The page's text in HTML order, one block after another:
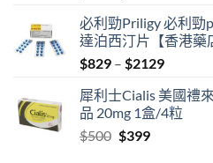
was:
$500.
is:
$480.
必利勁Priligy 必利勁
達泊西汀片【香港藥
$829 – $2129Price
$829
through
犀利士Cialis 美國禮
品 20mg 1盒/4粒
$500 Original
$399Current